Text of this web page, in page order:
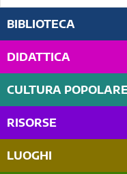
BIBLIOTECA
DIDATTICA
CULTURA
RISORSE
LUOGHI